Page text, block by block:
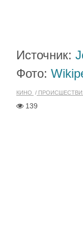
Источник:
Фото:
КИНО
139